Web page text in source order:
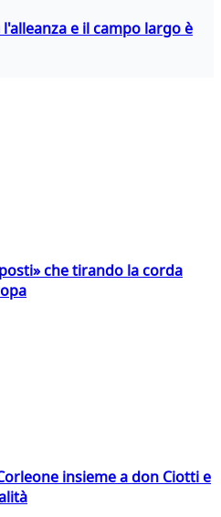
e il campo largo è
che tirando la corda
insieme a don Ciotti e